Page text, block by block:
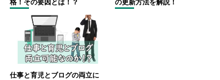
格！その要因とは！？
の更新方法を解説！
仕事と育児とブログの両立に